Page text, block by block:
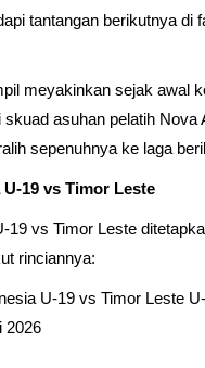
tantangan berikutnya di
meyakinkan sejak awal
asuhan pelatih
sepenuhnya ke laga
19 vs Timor Leste
19 vs Timor Leste
rinciannya:
U-19 vs Timor Leste
2026